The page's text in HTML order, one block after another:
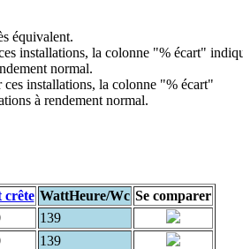
équivalent.
installations, la colonne "% écart"
normal.
installations, la colonne "% écart"
à rendement normal.
crête WattHeure/Wc Se comparer
139
139